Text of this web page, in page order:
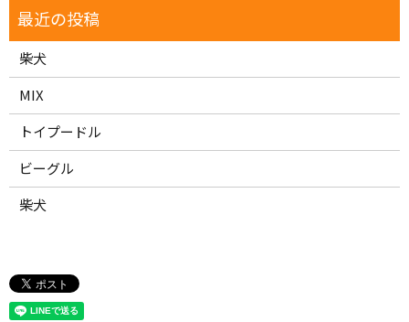
柴犬
MIX
トイプードル
ビーグル
柴犬